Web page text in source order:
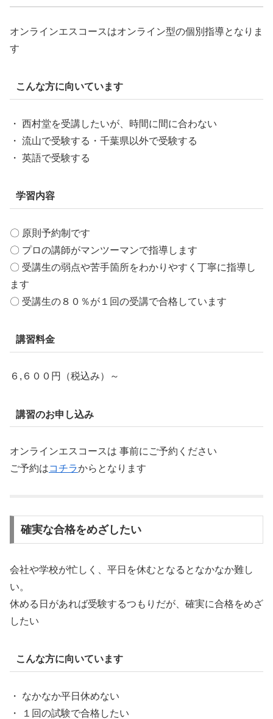
オンラインエスコースはオンライン型の個別指導となりま
す
こんな方に向いています
・ 西村堂を受講したいが、時間に間に合わない
・ 流山で受験する・千葉県以外で受験する
・ 英語で受験する
学習内容
〇 原則予約制です
〇 プロの講師がマンツーマンで指導します
〇 受講生の弱点や苦手箇所をわかりやすく丁寧に指導し
ます
〇 受講生の８０％が１回の受講で合格しています
講習料金
６,６００円（税込み）～
講習のお申し込み
オンラインエスコースは 事前にご予約ください
ご予約はコチラからとなります
確実な合格をめざしたい
会社や学校が忙しく、平日を休むとなるとなかなか難し
い。
休める日があれば受験するつもりだが、確実に合格をめざ
したい
こんな方に向いています
・ なかなか平日休めない
・ １回の試験で合格したい